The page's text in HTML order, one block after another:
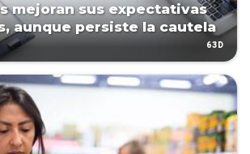
mejoran sus expectativas
aunque persiste la cautela
63D